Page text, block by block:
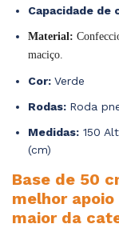
Capacidade de
Material:
maciço.
Cor: Verde
Rodas: Roda
Medidas: 150
(cm)
Base de 50
melhor
maior da